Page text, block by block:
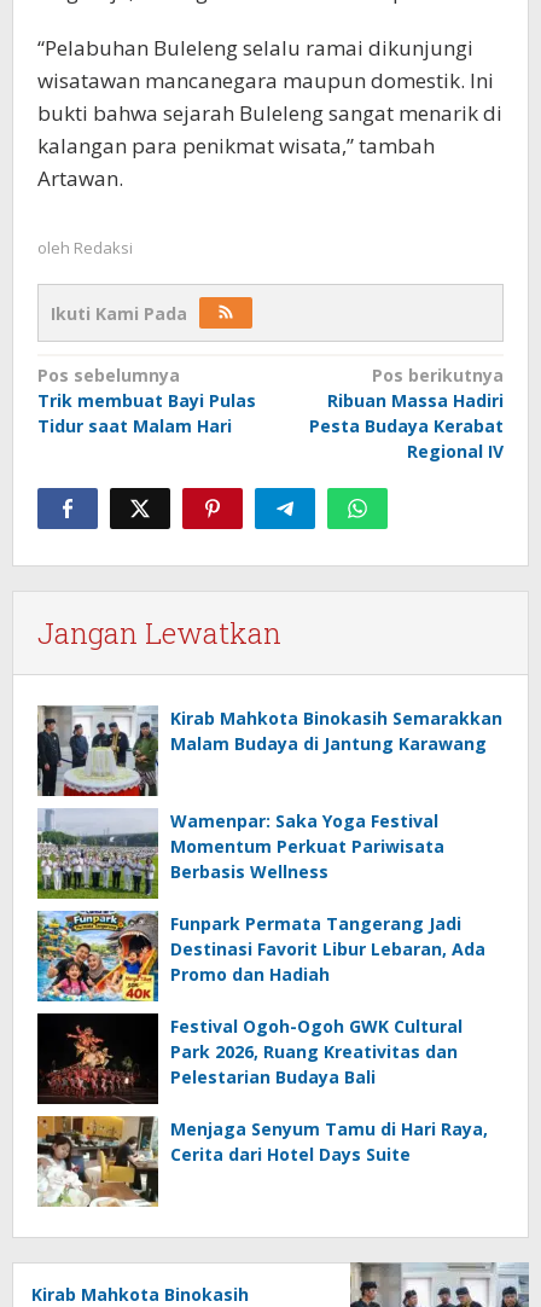
“Pelabuhan Buleleng selalu ramai dikunjungi
wisatawan mancanegara maupun domestik. Ini
bukti bahwa sejarah Buleleng sangat menarik di
kalangan para penikmat wisata,” tambah
Artawan.
oleh Redaksi
Ikuti Kami Pada
Navigasi
pos
Pos sebelumnya
Trik membuat Bayi Pulas
Tidur saat Malam Hari
Pos berikutnya
Ribuan Massa Hadiri
Pesta Budaya Kerabat
Regional IV
Jangan Lewatkan
Kirab Mahkota Binokasih Semarakkan
Malam Budaya di Jantung Karawang
Wamenpar: Saka Yoga Festival
Momentum Perkuat Pariwisata
Berbasis Wellness
Funpark Permata Tangerang Jadi
Destinasi Favorit Libur Lebaran, Ada
Promo dan Hadiah
Festival Ogoh-Ogoh GWK Cultural
Park 2026, Ruang Kreativitas dan
Pelestarian Budaya Bali
Menjaga Senyum Tamu di Hari Raya,
Cerita dari Hotel Days Suite
Kirab Mahkota Binokasih